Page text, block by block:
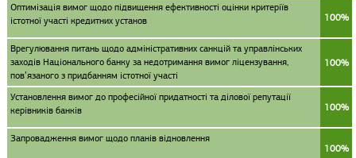
Оптимізація вимог щодо підвищення ефективності оцінки критеріїв
істотної участі кредитних установ
100%
Врегулювання питань щодо адміністративних санкцій та управлінських
заходів Національного банку за недотримання вимог ліцензування,
пов’язаного з придбанням істотної участі
100%
Установлення вимог до професійної придатності та ділової репутації
керівників банків
100%
Запровадження вимог щодо планів відновлення
100%